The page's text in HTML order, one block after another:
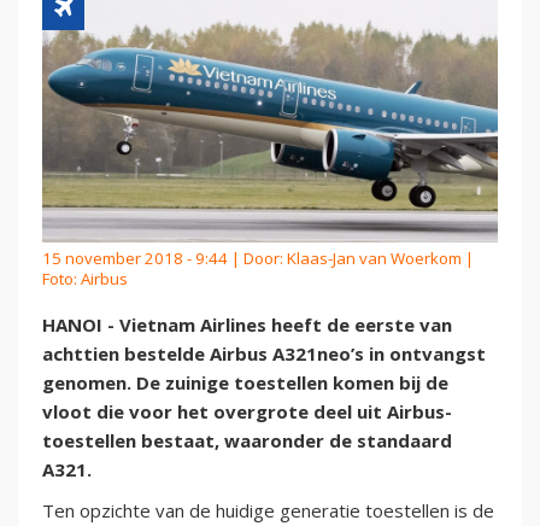
15 november 2018 - 9:44 | Door: Klaas-Jan van Woerkom |
Foto: Airbus
HANOI - Vietnam Airlines heeft de eerste van
achttien bestelde Airbus A321neo’s in ontvangst
genomen. De zuinige toestellen komen bij de
vloot die voor het overgrote deel uit Airbus-
toestellen bestaat, waaronder de standaard
A321.
Ten opzichte van de huidige generatie toestellen is de